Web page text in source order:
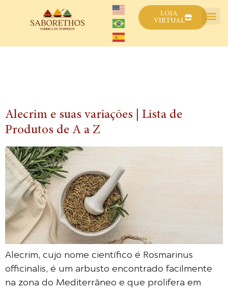
LOJA
VIRTUAL
Alecrim e suas variações | Lista de
Produtos de A a Z
Alecrim, cujo nome científico é Rosmarinus
officinalis, é um arbusto encontrado facilmente
na zona do Mediterrâneo e que prolifera em